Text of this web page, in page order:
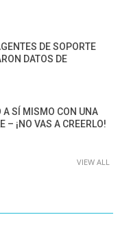
DE SOPORTE
DATOS DE
A SÍ MISMO CON UNA
– ¡NO VAS A CREERLO!
VIEW ALL